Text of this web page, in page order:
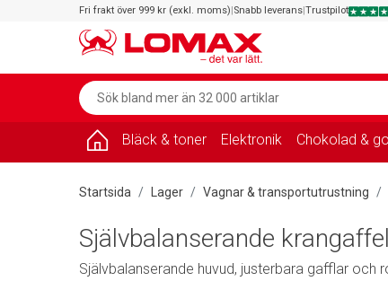
Fri frakt över 999 kr (exkl. moms)|Snabb leverans|Trustpilot
Bläck & toner Elektronik Chokolad &
Startsida Lager Vagnar & transportutrustning
Självbalanserande
Självbalanserande huvud, justerbara gafflar och